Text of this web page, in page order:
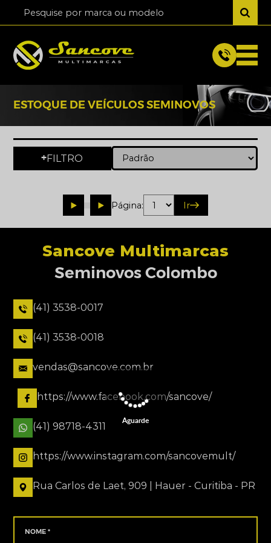
ESTOQUE DE VEÍCULOS SEMINOVOS
+FILTRO
Página: Ir
Sancove Multimarcas
Seminovos Colombo
(41) 3538-0017
(41) 3538-0018
vendas@sancove.com.br
https://www.facebook.com/sancove/
(41) 98718-4311
https://www.instagram.com/sancovemult/
Rua Carlos de Laet, 909 | Hauer - Curitiba - PR
Aguarde